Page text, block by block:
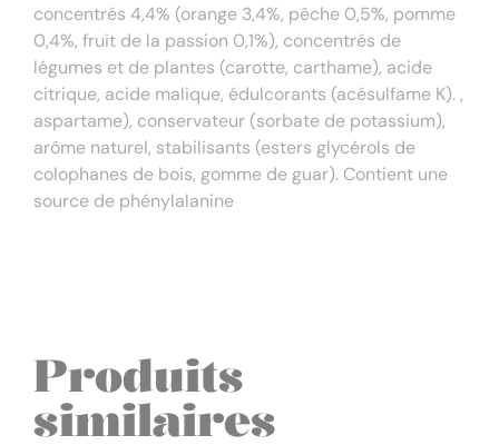
concentrés 4,4% (orange 3,4%, pêche 0,5%, pomme
0,4%, fruit de la passion 0,1%), concentrés de
légumes et de plantes (carotte, carthame), acide
citrique, acide malique, édulcorants (acésulfame K). ,
aspartame), conservateur (sorbate de potassium),
arôme naturel, stabilisants (esters glycérols de
colophanes de bois, gomme de guar). Contient une
source de phénylalanine
Produits
similaires